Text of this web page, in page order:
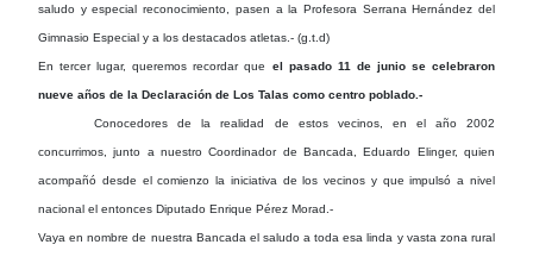
saludo y especial reconocimiento, pasen a la Profesora Serrana Hernández del
Gimnasio Especial y a los destacados atletas.- (g.t.d)
En tercer lugar, queremos recordar que el pasado 11 de junio se celebraron
nueve años de la Declaración de Los Talas como centro poblado.-
Conocedores de la realidad de estos vecinos, en el año 2002
concurrimos, junto a nuestro Coordinador de Bancada, Eduardo Elinger, quien
acompañó desde el comienzo la iniciativa de los vecinos y que impulsó a nivel
nacional el entonces Diputado Enrique Pérez Morad.-
Vaya en nombre de nuestra Bancada el saludo a toda esa linda y vasta zona rural